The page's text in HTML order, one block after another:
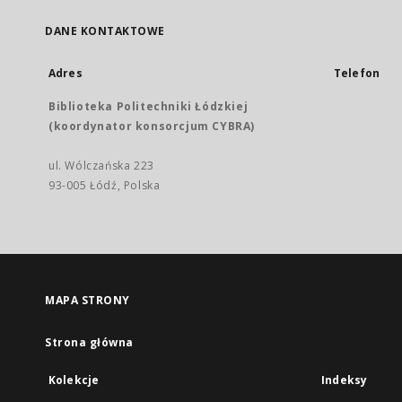
DANE KONTAKTOWE
Adres
Biblioteka Politechniki Łódzkiej
(koordynator konsorcjum CYBRA)
ul. Wólczańska 223
93-005 Łódź, Polska
Telefon
MAPA STRONY
Strona główna
Kolekcje Indeksy